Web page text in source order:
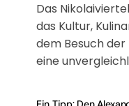
Das
das Kultur,
dem Besuch
eine